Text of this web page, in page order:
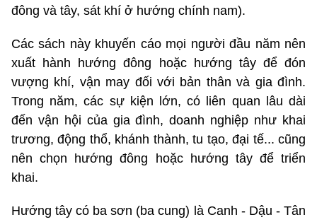
đông và tây, sát khí ở hướng chính nam).
Các sách này khuyến cáo mọi người đầu năm nên
xuất hành hướng đông hoặc hướng tây để đón
vượng khí, vận may đối với bản thân và gia đình.
Trong năm, các sự kiện lớn, có liên quan lâu dài
đến vận hội của gia đình, doanh nghiệp như khai
trương, động thổ, khánh thành, tu tạo, đại tế... cũng
nên chọn hướng đông hoặc hướng tây để triển
khai.
Hướng tây có ba sơn (ba cung) là Canh - Dậu - Tân